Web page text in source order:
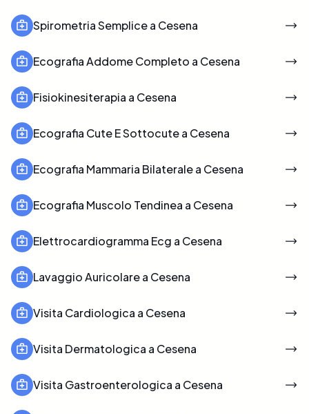
Spirometria Semplice a Cesena
Ecografia Addome Completo a Cesena
Fisiokinesiterapia a Cesena
Ecografia Cute E Sottocute a Cesena
Ecografia Mammaria Bilaterale a Cesena
Ecografia Muscolo Tendinea a Cesena
Elettrocardiogramma Ecg a Cesena
Lavaggio Auricolare a Cesena
Visita Cardiologica a Cesena
Visita Dermatologica a Cesena
Visita Gastroenterologica a Cesena